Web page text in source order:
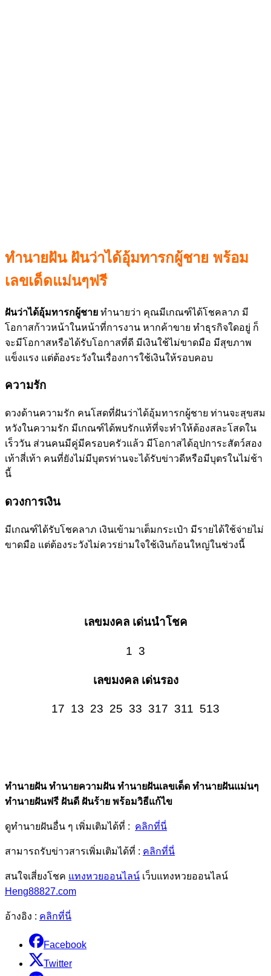
ทํานายฝัน ฝันว่าได้อุ้มทารกผู้ชาย พร้อม
เลขเด็ดแม่นๆฟรี
ฝันว่าได้อุ้มทารกผู้ชาย ทำนายว่า คุณมีเกณฑ์ได้โชคลาภ มี
โอกาสก้าวหน้าในหน้าที่การงาน หากค้าขาย ทำธุรกิจใดอยู่ ก็
จะมีโอกาสหรือได้รับโอกาสที่ดี มีเงินใช้ไม่ขาดมือ มีสุขภาพ
แข็งแรง แต่ต้องระวังในเรื่องการใช้เงินให้รอบคอบ
ความรัก
ดวงด้านความรัก คนโสดที่ฝันว่าได้อุ้มทารกผู้ชาย ท่านจะสุขสม
หวังในความรัก มีเกณฑ์ได้พบรักแท้ที่จะทำให้ต้องสละโสดใน
เร็ววัน ส่วนคนมีคู่มีครอบครัวแล้ว มีโอกาสได้อุปการะสัตว์สอง
เท้าสี่เท้า คนที่ยังไม่มีบุตรท่านจะได้รับข่าวดีหรือมีบุตรในไม่ช้า
นี้
ดวงการเงิน
มีเกณฑ์ได้รับโชคลาภ เงินเข้ามาเต็มกระเป๋า มีรายได้ใช้จ่ายไม่
ขาดมือ แต่ต้องระวังไม่ควรย่ามใจใช้เงินก้อนใหญ่ในช่วงนี้
เลขมงคล เด่นนำโชค
1 3
เลขมงคล เด่นรอง
17 13 23 25 33 317 311 513
ทํานายฝัน ทํานายความฝัน ทำนายฝันเลขเด็ด ทำนายฝันแม่นๆ
ทำนายฝันฟรี ฝันดี ฝันร้าย พร้อมวิธีแก้ไข
ดูทำนายฝันอื่น ๆ เพิ่มเติมได้ที่ : คลิกที่นี่
สามารถรับข่าวสารเพิ่มเติมได้ที่ : คลิกที่นี่
สนใจเสี่ยงโชค แทงหวยออนไลน์ เว็บแทงหวยออนไลน์
Heng88827.com
อ้างอิง : คลิกที่นี่
Facebook
Twitter